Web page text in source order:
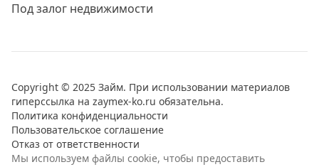
Под залог недвижимости
Copyright © 2025 Займ. При использовании материалов
гиперссылка на zaymex-ko.ru обязательна.
Политика конфиденциальности
Пользовательское соглашение
Отказ от ответственности
Мы используем файлы cookie, чтобы предоставить